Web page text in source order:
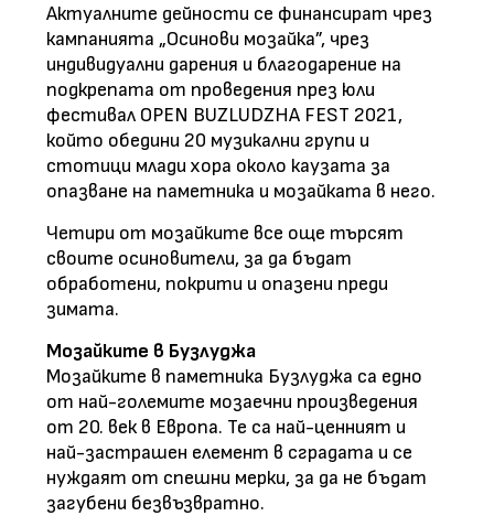
Актуалните дейности се финансират чрез
кампанията „Осинови мозайка”, чрез
индивидуални дарения и благодарение на
подкрепата от проведения през юли
фестивал OPEN BUZLUDZHA FEST 2021,
който обедини 20 музикални групи и
стотици млади хора около каузата за
опазване на паметника и мозайката в него.
Четири от мозайките все още търсят
своите осиновители, за да бъдат
обработени, покрити и опазени преди
зимата.
Мозайките в Бузлуджа
Мозайките в паметника Бузлуджа са едно
от най-големите мозаечни произведения
от 20. век в Европа. Те са най-ценният и
най-застрашен елемент в сградата и се
нуждаят от спешни мерки, за да не бъдат
загубени безвъзвратно.